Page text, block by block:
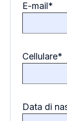
E-mail*
Cellulare*
Data di